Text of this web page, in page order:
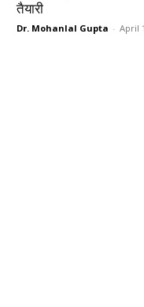
तैयारी
Dr. Mohanlal Gupta - April